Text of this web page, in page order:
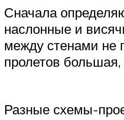
Сначала
наслонные и
между стенами не
пролетов
Разные схемы-